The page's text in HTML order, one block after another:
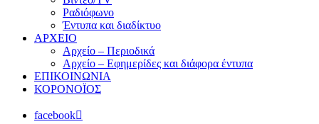
Ραδιόφωνο
Έντυπα και διαδίκτυο
ΑΡΧΕΙΟ
Αρχείο – Περιοδικά
Αρχείο – Εφημερίδες και διάφορα έντυπα
ΕΠΙΚΟΙΝΩΝΙΑ
ΚΟΡΟΝΟΪΟΣ
facebook